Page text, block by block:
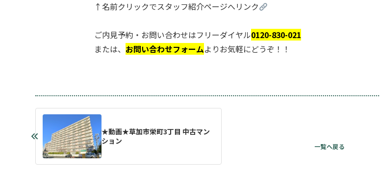
↑名前クリックでスタッフ紹介ページへリンク
ご内見予約・お問い合わせはフリーダイヤル0120-830-021
または、 お問い合わせフォームよりお気軽にどうぞ！！
★動画★草加市栄町3丁目 中古マン
ション